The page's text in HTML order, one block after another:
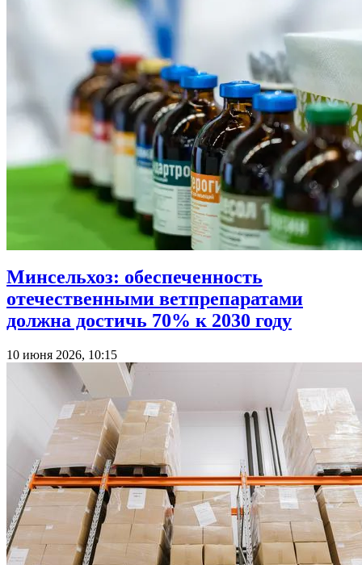
Минсельхоз: обеспеченность
отечественными ветпрепаратами
должна достичь 70% к 2030 году
10 июня 2026, 10:15